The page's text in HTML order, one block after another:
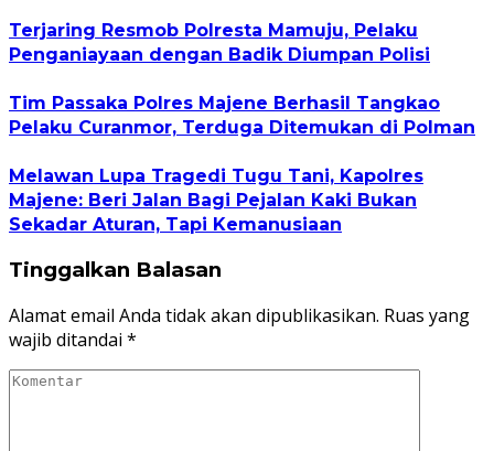
Terjaring Resmob Polresta Mamuju, Pelaku
Penganiayaan dengan Badik Diumpan Polisi
Tim Passaka Polres Majene Berhasil Tangkao
Pelaku Curanmor, Terduga Ditemukan di Polman
Melawan Lupa Tragedi Tugu Tani, Kapolres
Majene: Beri Jalan Bagi Pejalan Kaki Bukan
Sekadar Aturan, Tapi Kemanusiaan
Tinggalkan Balasan
Alamat email Anda tidak akan dipublikasikan. Ruas yang
wajib ditandai *